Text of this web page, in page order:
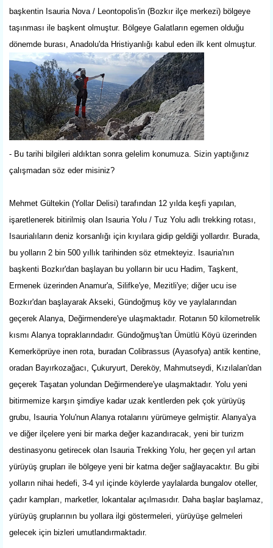
başkentin Isauria Nova / Leontopolis'in (Bozkır ilçe merkezi) bölgeye
taşınması ile başkent olmuştur. Bölgeye Galatların egemen olduğu
dönemde burası, Anadolu'da Hristiyanlığı kabul eden ilk kent olmuştur.
- Bu tarihi bilgileri aldıktan sonra gelelim konumuza. Sizin yaptığınız
çalışmadan söz eder misiniz?
Mehmet Gültekin (Yollar Delisi) tarafından 12 yılda keşfi yapılan,
işaretlenerek bitirilmiş olan Isauria Yolu / Tuz Yolu adlı trekking rotası,
Isaurialıların deniz korsanlığı için kıyılara gidip geldiği yollardır. Burada,
bu yolların 2 bin 500 yıllık tarihinden söz etmekteyiz. Isauria'nın
başkenti Bozkır'dan başlayan bu yolların bir ucu Hadim, Taşkent,
Ermenek üzerinden Anamur'a, Silifke'ye, Mezitli'ye; diğer ucu ise
Bozkır'dan başlayarak Akseki, Gündoğmuş köy ve yaylalarından
geçerek Alanya, Değirmendere'ye ulaşmaktadır. Rotanın 50 kilometrelik
kısmı Alanya topraklarındadır. Gündoğmuş'tan Ümütlü Köyü üzerinden
Kemerköprüye inen rota, buradan Colibrassus (Ayasofya) antik kentine,
oradan Bayırkozağacı, Çukuryurt, Dereköy, Mahmutseydi, Kızılalan'dan
geçerek Taşatan yolundan Değirmendere'ye ulaşmaktadır. Yolu yeni
bitirmemize karşın şimdiye kadar uzak kentlerden pek çok yürüyüş
grubu, Isauria Yolu'nun Alanya rotalarını yürümeye gelmiştir. Alanya'ya
ve diğer ilçelere yeni bir marka değer kazandıracak, yeni bir turizm
destinasyonu getirecek olan Isauria Trekking Yolu, her geçen yıl artan
yürüyüş grupları ile bölgeye yeni bir katma değer sağlayacaktır. Bu gibi
yolların nihai hedefi, 3-4 yıl içinde köylerde yaylalarda bungalov oteller,
çadır kampları, marketler, lokantalar açılmasıdır. Daha başlar başlamaz,
yürüyüş gruplarının bu yollara ilgi göstermeleri, yürüyüşe gelmeleri
gelecek için bizleri umutlandırmaktadır.